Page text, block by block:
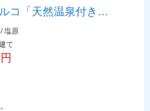
コ「天然温泉付き…
塩原
て